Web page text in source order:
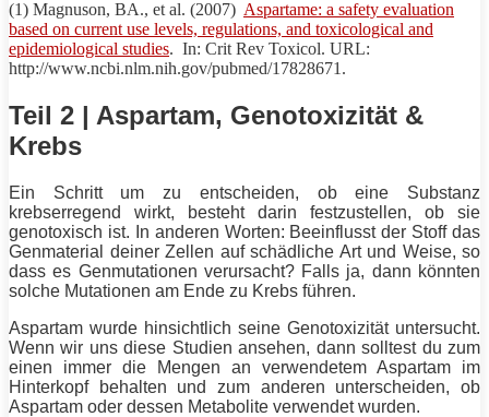
(1) Magnuson, BA., et al. (2007) Aspartame: a safety evaluation
based on current use levels, regulations, and toxicological and
epidemiological studies. In: Crit Rev Toxicol. URL:
http://www.ncbi.nlm.nih.gov/pubmed/17828671.
Teil 2 | Aspartam, Genotoxizität &
Krebs
Ein Schritt um zu entscheiden, ob eine Substanz
krebserregend wirkt, besteht darin festzustellen, ob sie
genotoxisch ist. In anderen Worten: Beeinflusst der Stoff das
Genmaterial deiner Zellen auf schädliche Art und Weise, so
dass es Genmutationen verursacht? Falls ja, dann könnten
solche Mutationen am Ende zu Krebs führen.
Aspartam wurde hinsichtlich seine Genotoxizität untersucht.
Wenn wir uns diese Studien ansehen, dann solltest du zum
einen immer die Mengen an verwendetem Aspartam im
Hinterkopf behalten und zum anderen unterscheiden, ob
Aspartam oder dessen Metabolite verwendet wurden.